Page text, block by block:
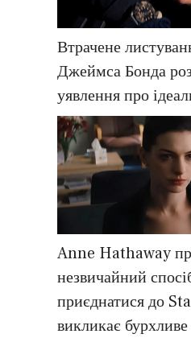
Втрачене
Джеймса Бонда
уявлення про
Anne Hathaway
незвичайний
приєднатися до
викликає